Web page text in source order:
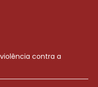
contra a